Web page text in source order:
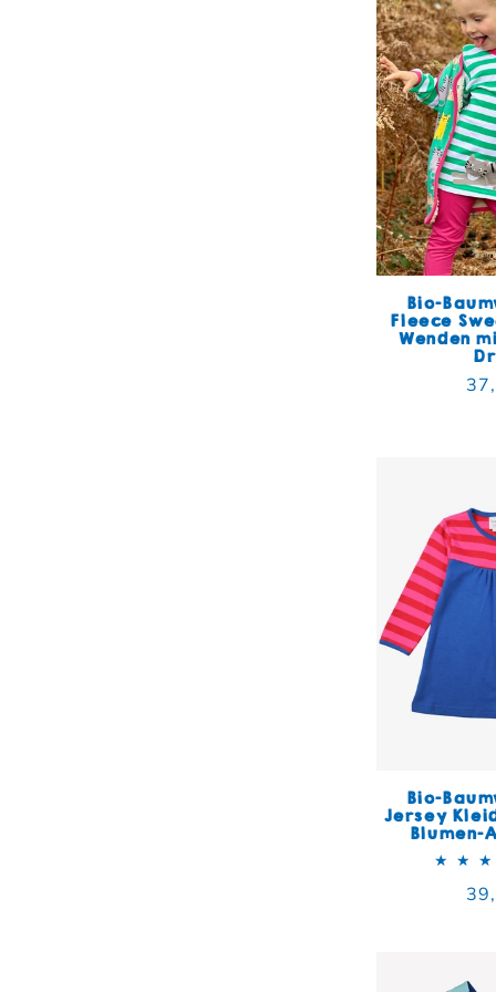
Bio-
Fleece
Wenden
Bio-
Jersey
Blumen-